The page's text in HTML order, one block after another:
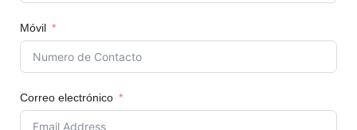
Móvil
Correo electrónico